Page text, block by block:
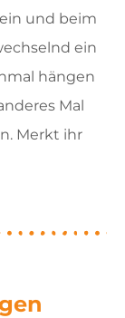
und beim
ein
hängen
Mal
Merkt ihr